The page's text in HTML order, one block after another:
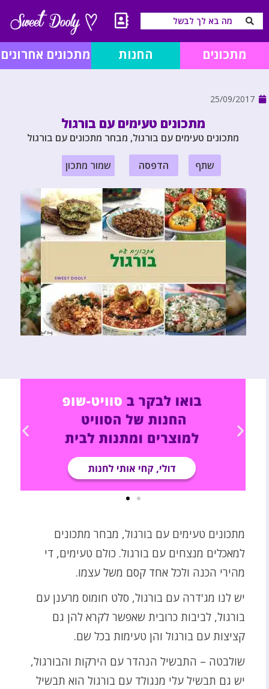
מתכונים החנות מתכונים אחרונים
25/09/2017
מתכונים טעימים עם בורגול
מתכונים טעימים עם בורגול, מבחר מתכונים עם בורגול
שתף הדפסה שמור מתכון
מתכונים טעימים עם בורגול, מבחר מתכונים
למאכלים מנצחים עם בורגול. כולם טעימים, די
מהירי הכנה ולכל אחד קסם משל עצמו.
יש לנו מג'דרה עם בורגול, סלט חומוס מרענן עם
בורגול, לביבות כרובית שאפשר לקרא להן גם
קציצות עם בורגול והן טעימות בכל שם.
שולבטה – התבשיל הנהדר עם הירקות והבורגול,
יש גם תבשיל עלי מנגולד עם בורגול הוא תבשיל